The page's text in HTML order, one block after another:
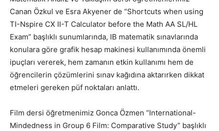
Canan Özkul ve Esra Akyener de “Shortcuts when using
TI-Nspire CX II-T Calculator before the Math AA SL/HL
Exam” başlıklı sunumlarında, IB matematik sınavlarında
konulara göre grafik hesap makinesi kullanımında önemli
ipuçları vererek, hem zamanın etkin kullanımı hem de
öğrencilerin çözümlerini sınav kağıdına aktarırken dikkat
etmeleri gereken püf noktaları anlattı.
Film dersi öğretmenimiz Gonca Özmen “International-
Mindedness in Group 6 Film: Comparative Study” başlıklı